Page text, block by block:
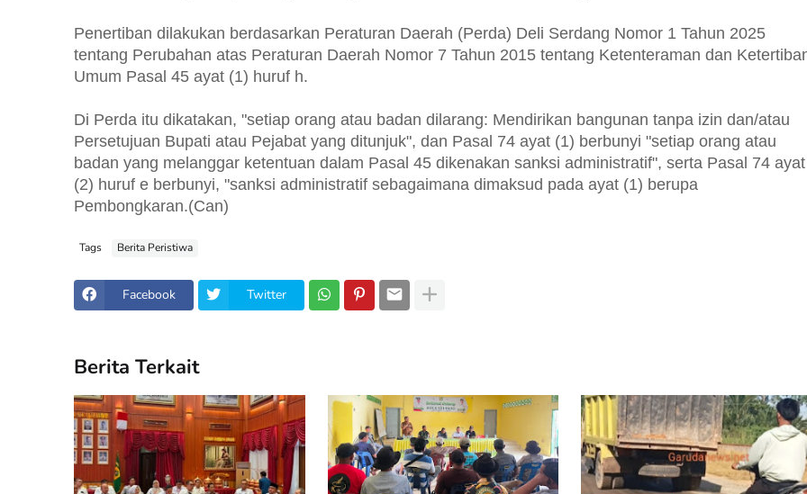
Penertiban dilakukan berdasarkan Peraturan Daerah (Perda) Deli Serdang Nomor 1 Tahun 2025
tentang Perubahan atas Peraturan Daerah Nomor 7 Tahun 2015 tentang Ketenteraman dan
Umum Pasal 45 ayat (1) huruf h.
Di Perda itu dikatakan, "setiap orang atau badan dilarang: Mendirikan bangunan tanpa izin dan/atau
Persetujuan Bupati atau Pejabat yang ditunjuk", dan Pasal 74 ayat (1) berbunyi "setiap orang atau
badan yang melanggar ketentuan dalam Pasal 45 dikenakan sanksi administratif", serta Pasal 74 ayat
(2) huruf e berbunyi, "sanksi administratif sebagaimana dimaksud pada ayat (1) berupa
Pembongkaran.(Can)
Tags Berita Peristiwa
Facebook Twitter
Berita Terkait